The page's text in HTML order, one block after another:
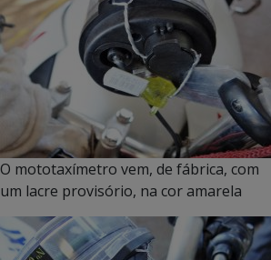
O mototaxímetro vem, de fábrica, com
um lacre provisório, na cor amarela